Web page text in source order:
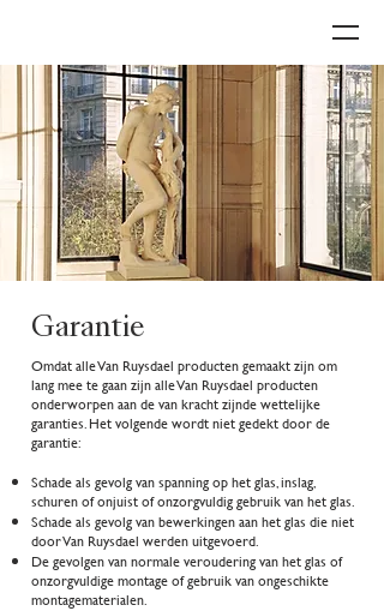
Garantie
Omdat alle Van Ruysdael producten gemaakt zijn om
lang mee te gaan zijn alle Van Ruysdael producten
onderworpen aan de van kracht zijnde wettelijke
garanties. Het volgende wordt niet gedekt door de
garantie:
Schade als gevolg van spanning op het glas, inslag,
schuren of onjuist of onzorgvuldig gebruik van het glas.
Schade als gevolg van bewerkingen aan het glas die niet
door Van Ruysdael werden uitgevoerd.
De gevolgen van normale veroudering van het glas of
onzorgvuldige montage of gebruik van ongeschikte
montagematerialen.